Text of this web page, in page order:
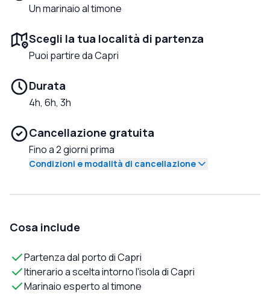
Un marinaio al timone
Scegli la tua località di partenza
Puoi partire da Capri
Durata
4h, 6h, 3h
Cancellazione gratuita
Fino a 2 giorni prima
Condizioni e modalità di cancellazione
Cosa include
Partenza dal porto di Capri
Itinerario a scelta intorno l'isola di Capri
Marinaio esperto al timone